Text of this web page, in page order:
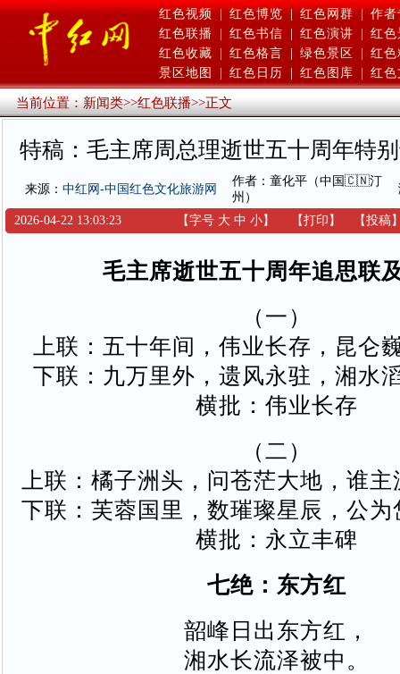
红色视频 | 红色博览 | 红色网群 | 作者
红色联播
红色书信 红色演讲
红色
红色收藏
红色格言 绿色景区
红色
景区地图
红色日历 红色图库 红色
当前位置：新闻类>>红色联播>>正文
特稿：毛主席周总理逝世五十周年特
来源： 中红网-中国红色文化旅游网
作者：童化平（中国🇨🇳汀
州）
2026-04-22 13:03:23 【字号 大 中 小】 【打印 】 【投稿
毛主席逝世五十周年追思联
（一）
上联：五十年间，伟业长存，昆仑
下联：九万里外，遗风永驻，湘水
横批：伟业长存
（二）
上联：橘子洲头，问苍茫大地，谁
下联：芙蓉国里，数璀璨星辰，公
横批：永立丰碑
七绝：东方红
韶峰日出东方红，
湘水长流泽被中。